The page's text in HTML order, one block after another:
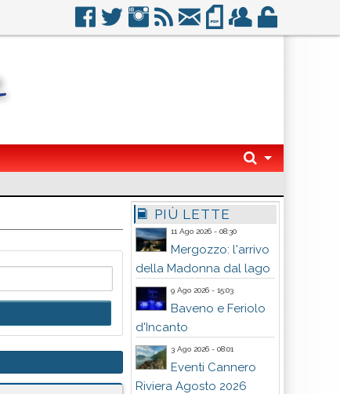
PIÙ LETTE
11 Ago 2026 - 08:30
Mergozzo: l'arrivo
della Madonna dal lago
9 Ago 2026 - 15:03
Baveno e Feriolo
d'Incanto
3 Ago 2026 - 08:01
Eventi Cannero
Riviera Agosto 2026